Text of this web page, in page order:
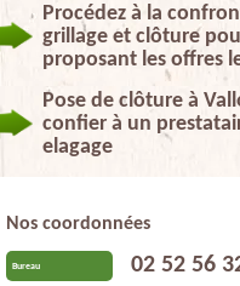
Procédez à la
grillage et clôture
proposant les offres
Pose de clôture à
confier à un
elagage
Nos coordonnées
Bureau 02 52 56